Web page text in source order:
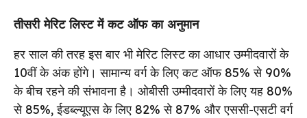
तीसरी मेरिट लिस्ट में कट ऑफ का अनुमान
हर साल की तरह इस बार भी मेरिट लिस्ट का आधार उम्मीदवारों के
10वीं के अंक होंगे। सामान्य वर्ग के लिए कट ऑफ 85% से 90%
के बीच रहने की संभावना है। ओबीसी उम्मीदवारों के लिए यह 80%
से 85%, ईडब्ल्यूएस के लिए 82% से 87% और एससी-एसटी वर्ग